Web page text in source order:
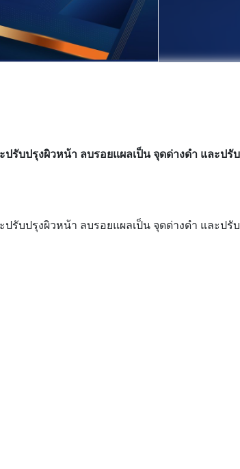
บปรุงผิวหน้า ลบรอยแผลเป็น จุดด่างดำ และปรั
บปรุงผิวหน้า ลบรอยแผลเป็น จุดด่างดำ และปรั